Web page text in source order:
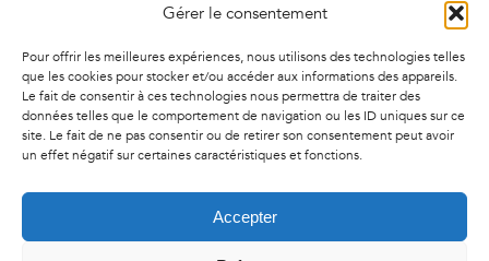
Gérer le consentement
Pour offrir les meilleures expériences, nous utilisons des technologies telles
que les cookies pour stocker et/ou accéder aux informations des appareils.
Le fait de consentir à ces technologies nous permettra de traiter des
données telles que le comportement de navigation ou les ID uniques sur ce
site. Le fait de ne pas consentir ou de retirer son consentement peut avoir
un effet négatif sur certaines caractéristiques et fonctions.
Accepter
34 Rue de Saint-Pétersbourg
75008, Paris
01 41 02 01 94
contact@agencecherry.com
Lundi au vendredi
9h30-18h00